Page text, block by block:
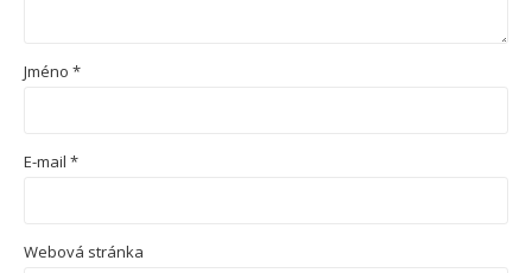
Jméno *
E-mail *
Webová stránka